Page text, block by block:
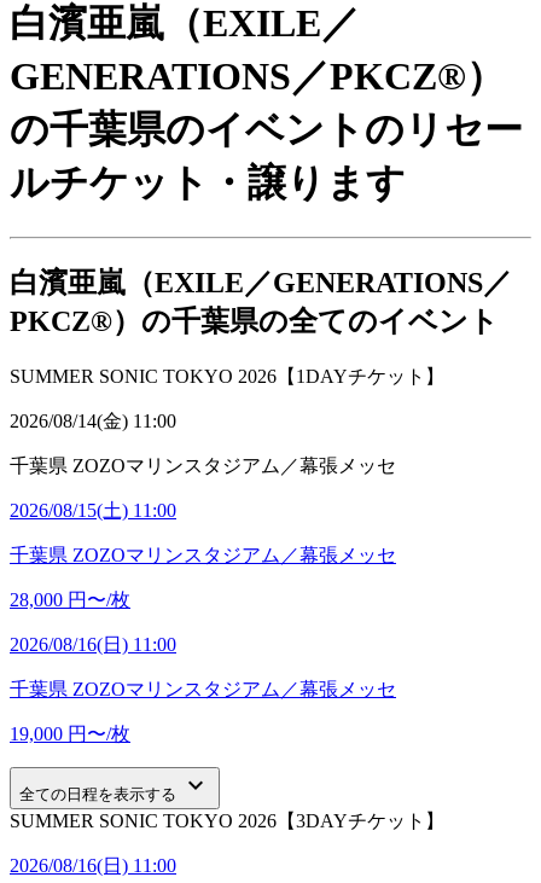
白濱亜嵐（EXILE／
GENERATIONS／PKCZ®）
の千葉県のイベントのリセー
ルチケット・譲ります
白濱亜嵐（EXILE／GENERATIONS／
PKCZ®）の千葉県の全てのイベント
SUMMER SONIC TOKYO 2026【1DAYチケット】
2026/08/14(金) 11:00
千葉県 ZOZOマリンスタジアム／幕張メッセ
2026/08/15(土) 11:00
千葉県 ZOZOマリンスタジアム／幕張メッセ
28,000 円〜/枚
2026/08/16(日) 11:00
千葉県 ZOZOマリンスタジアム／幕張メッセ
19,000 円〜/枚
全ての日程を表示する keyboard_arrow_down
SUMMER SONIC TOKYO 2026【3DAYチケット】
2026/08/16(日) 11:00